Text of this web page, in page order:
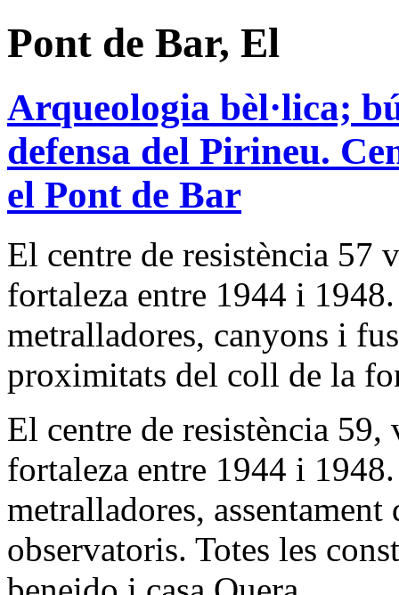
Pont de Bar, El
Arqueologia bèl·lica;
defensa del Pirineu.
el Pont de Bar
El centre de resistència 57
fortaleza entre 1944 i
metralladores, canyons i
proximitats del coll de la
El centre de resistència
fortaleza entre 1944 i
metralladores,
observatoris. Totes les